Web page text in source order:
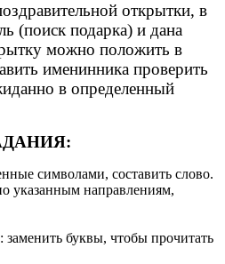
открытки, в
(поиск подарка) и дана
можно положить в
именинника проверить
в определенный
символами, составить слово.
указанным направлениям,
буквы, чтобы прочитать